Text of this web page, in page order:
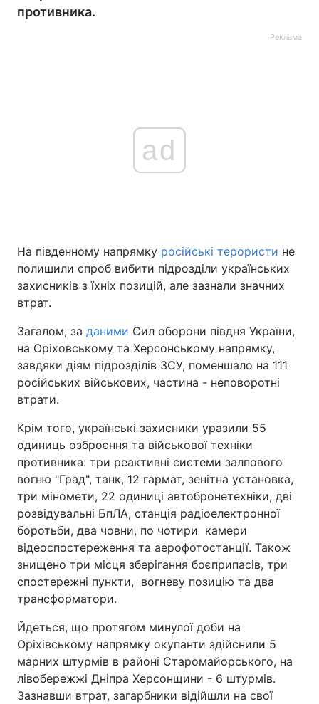
противника.
Реклама
ad
На південному напрямку російські терористи не
полишили спроб вибити підрозділи українських
захисників з їхніх позицій, але зазнали значних
втрат.
Загалом, за даними Сил оборони півдня України,
на Оріховському та Херсонському напрямку,
завдяки діям підрозділів ЗСУ, поменшало на 111
російських військових, частина - неповоротні
втрати.
Крім того, українські захисники уразили 55
одиниць озброєння та військової техніки
противника: три реактивні системи залпового
вогню "Град", танк, 12 гармат, зенітна установка,
три міномети, 22 одиниці автобронетехніки, дві
розвідувальні БпЛА, станція радіоелектронної
боротьби, два човни, по чотири камери
відеоспостереження та аерофотостанції. Також
знищено три місця зберігання боєприпасів, три
спостережні пункти, вогневу позицію та два
трансформатори.
Йдеться, що протягом минулої доби на
Оріхівському напрямку окупанти здійснили 5
марних штурмів в районі Старомайорського, на
лівобережжі Дніпра Херсонщини - 6 штурмів.
Зазнавши втрат, загарбники відійшли на свої